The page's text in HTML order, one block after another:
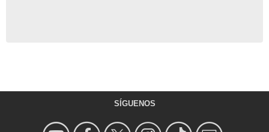
SÍGUENOS